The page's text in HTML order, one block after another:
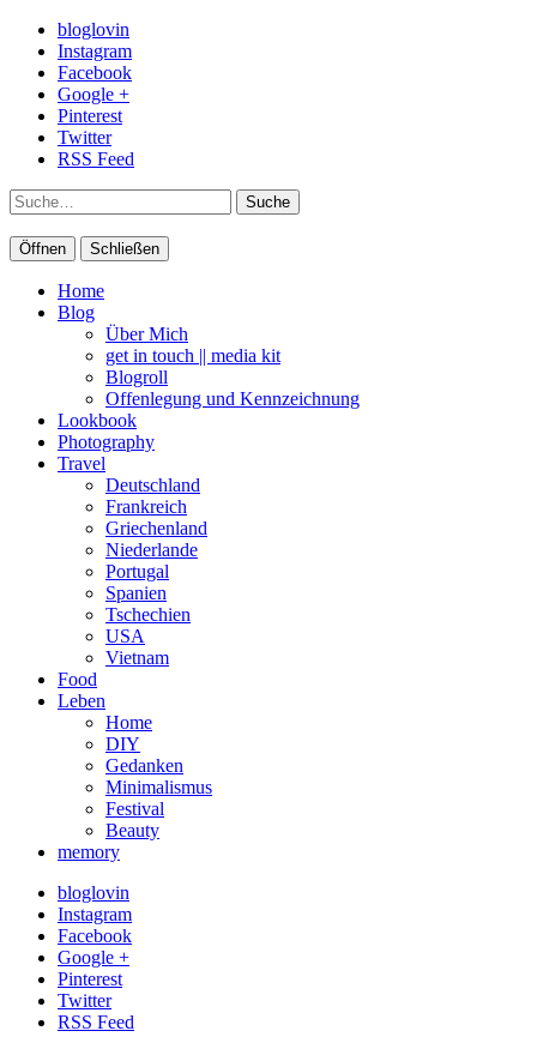
bloglovin
Instagram
Facebook
Google +
Pinterest
Twitter
RSS Feed
Suche
Öffnen Schließen
Home
Blog
Über Mich
get in touch || media kit
Blogroll
Offenlegung und Kennzeichnung
Lookbook
Photography
Travel
Deutschland
Frankreich
Griechenland
Niederlande
Portugal
Spanien
Tschechien
USA
Vietnam
Food
Leben
Home
DIY
Gedanken
Minimalismus
Festival
Beauty
memory
bloglovin
Instagram
Facebook
Google +
Pinterest
Twitter
RSS Feed